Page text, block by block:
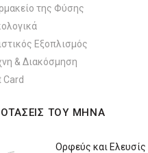
της Φύσης
Εξοπλισμός
& Διακόσμηση
Card
ΤΟΥ ΜΗΝΑ
Ορφεύς και Ελευσίς |